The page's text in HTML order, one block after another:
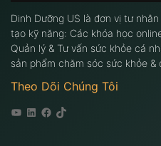
Dinh Dưỡng US là đơn vị tư
tạo kỹ năng: Các khóa học
Quản lý & Tư vấn sức khỏe cá
sản phẩm chăm sóc sức khỏe &
Theo Dõi Chúng Tôi
Youtube
Linkedin
Facebook
Tiktok